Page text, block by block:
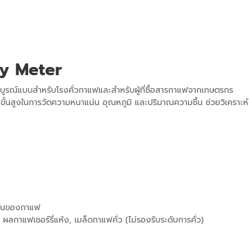
Meter
รณ์แบบสำหรับโรงคั่วกาแฟและสำหรับผู้ที่ซื้อสารกาแฟจากเกษตรกร
นสูงในการวัดความหนาแน่น อุณหภูมิ และปริมาณความชื้น ช่วยวิเคราะห์
ของกาแฟ
กาแฟเชอร์รี่แห้ง, เมล็ดกาแฟคั่ว (ไม่รองรับระดับการคั่ว)